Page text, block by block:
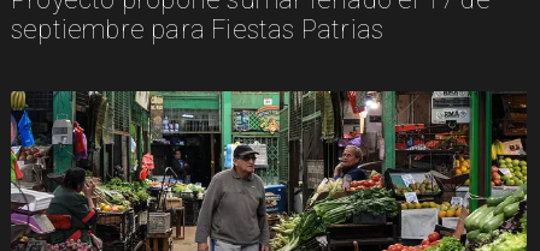
septiembre para Fiestas Patrias